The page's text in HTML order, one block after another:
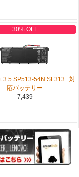
30% OFF
3 5 SP513-54N SF313...対
応バッテリー
7,439